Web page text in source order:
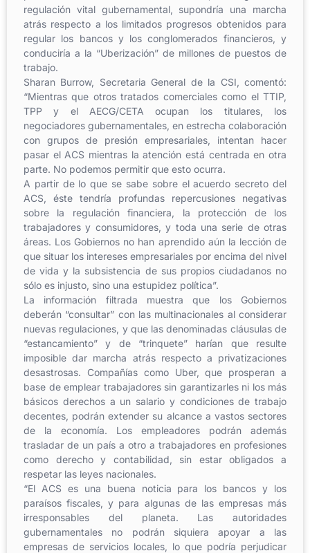
regulación vital gubernamental, supondría una marcha
atrás respecto a los limitados progresos obtenidos para
regular los bancos y los conglomerados financieros, y
conduciría a la “Uberización” de millones de puestos de
trabajo.
Sharan Burrow, Secretaria General de la CSI, comentó:
“Mientras que otros tratados comerciales como el TTIP,
TPP y el AECG/CETA ocupan los titulares, los
negociadores gubernamentales, en estrecha colaboración
con grupos de presión empresariales, intentan hacer
pasar el ACS mientras la atención está centrada en otra
parte. No podemos permitir que esto ocurra.
A partir de lo que se sabe sobre el acuerdo secreto del
ACS, éste tendría profundas repercusiones negativas
sobre la regulación financiera, la protección de los
trabajadores y consumidores, y toda una serie de otras
áreas. Los Gobiernos no han aprendido aún la lección de
que situar los intereses empresariales por encima del nivel
de vida y la subsistencia de sus propios ciudadanos no
sólo es injusto, sino una estupidez política”.
La información filtrada muestra que los Gobiernos
deberán “consultar” con las multinacionales al considerar
nuevas regulaciones, y que las denominadas cláusulas de
“estancamiento” y de “trinquete” harían que resulte
imposible dar marcha atrás respecto a privatizaciones
desastrosas. Compañías como Uber, que prosperan a
base de emplear trabajadores sin garantizarles ni los más
básicos derechos a un salario y condiciones de trabajo
decentes, podrán extender su alcance a vastos sectores
de la economía. Los empleadores podrán además
trasladar de un país a otro a trabajadores en profesiones
como derecho y contabilidad, sin estar obligados a
respetar las leyes nacionales.
“El ACS es una buena noticia para los bancos y los
paraísos fiscales, y para algunas de las empresas más
irresponsables del planeta. Las autoridades
gubernamentales no podrán siquiera apoyar a las
empresas de servicios locales, lo que podría perjudicar